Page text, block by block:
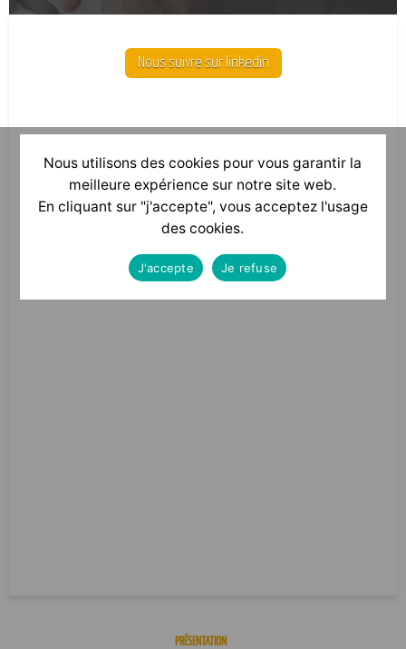
Nous suivre sur linkedin
PRÉSENTATION
Nous utilisons des cookies pour vous garantir la
meilleure expérience sur notre site web.
En cliquant sur "j'accepte", vous acceptez l'usage
des cookies.
J'accepte Je refuse